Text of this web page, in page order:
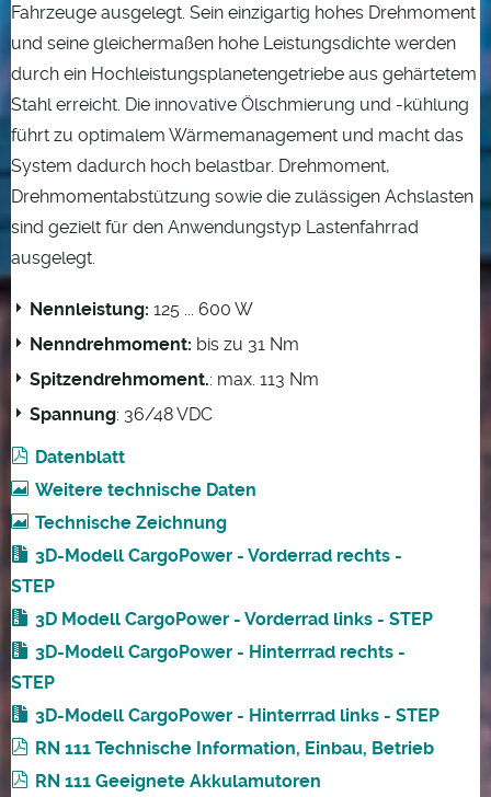
Fahrzeuge ausgelegt. Sein einzigartig hohes Drehmoment
und seine gleichermaßen hohe Leistungsdichte werden
durch ein Hochleistungsplanetengetriebe aus gehärtetem
Stahl erreicht. Die innovative Ölschmierung und -kühlung
führt zu optimalem Wärmemanagement und macht das
System dadurch hoch belastbar. Drehmoment,
Drehmomentabstützung sowie die zulässigen Achslasten
sind gezielt für den Anwendungstyp Lastenfahrrad
ausgelegt.
Nennleistung: 125 ... 600 W
Nenndrehmoment: bis zu 31 Nm
Spitzendrehmoment.: max. 113 Nm
Spannung: 36/48 VDC
Datenblatt
Weitere technische Daten
Technische Zeichnung
3D-Modell CargoPower - Vorderrad rechts -
STEP
3D Modell CargoPower - Vorderrad links - STEP
3D-Modell CargoPower - Hinterrrad rechts -
STEP
3D-Modell CargoPower - Hinterrrad links - STEP
RN 111 Technische Information, Einbau, Betrieb
RN 111 Geeignete Akkulamutoren